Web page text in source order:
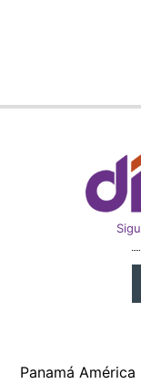
Panamá América